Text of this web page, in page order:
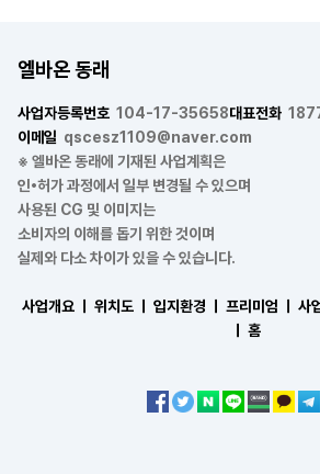
엘바온 동래
사업자등록번호 104-17-35658대표전화
이메일 qscesz1109@naver.com
※ 엘바온 동래에 기재된 사업계획은
인•허가 과정에서 일부 변경될 수 있으며
사용된 CG 및 이미지는
소비자의 이해를 돕기 위한 것이며
실제와 다소 차이가 있을 수 있습니다.
사업개요 ㅣ 위치도 ㅣ 입지환경 ㅣ 프리미엄 ㅣ 사
홈